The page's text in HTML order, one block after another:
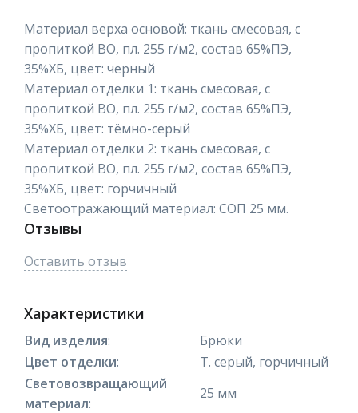
Материал верха основой: ткань смесовая, с
пропиткой ВО, пл. 255 г/м2, состав 65%ПЭ,
35%ХБ, цвет: черный
Материал отделки 1: ткань смесовая, с
пропиткой ВО, пл. 255 г/м2, состав 65%ПЭ,
35%ХБ, цвет: тёмно-серый
Материал отделки 2: ткань смесовая, с
пропиткой ВО, пл. 255 г/м2, состав 65%ПЭ,
35%ХБ, цвет: горчичный
Светоотражающий материал: СОП 25 мм.
Отзывы
Оставить отзыв
Характеристики
Вид изделия:
Брюки
Цвет отделки:
Т. серый, горчичный
Световозвращающий
материал:
25 мм